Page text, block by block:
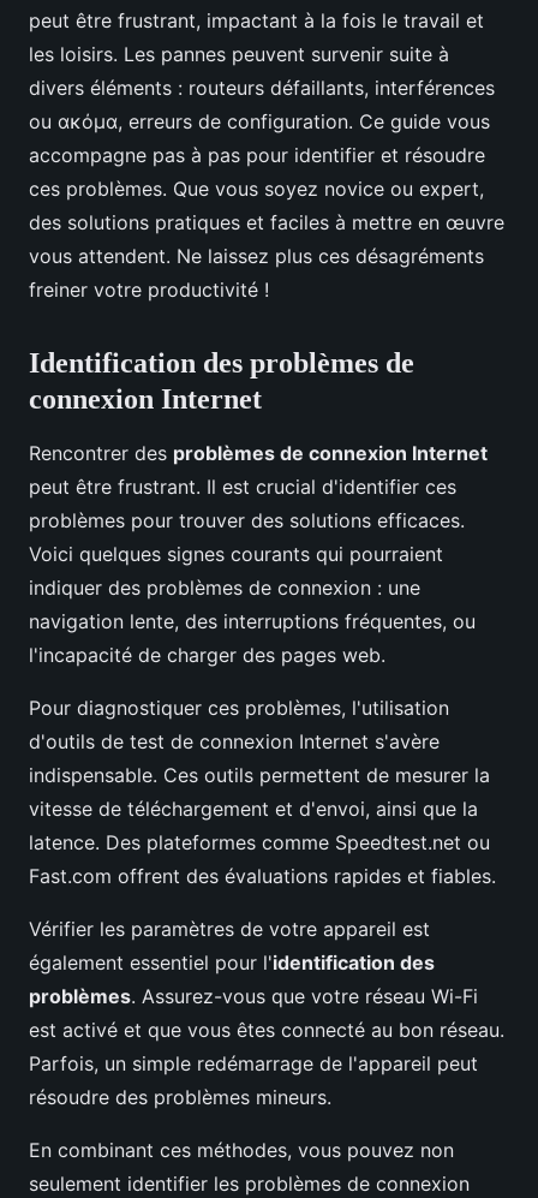
peut être frustrant, impactant à la fois le travail et
les loisirs. Les pannes peuvent survenir suite à
divers éléments : routeurs défaillants, interférences
ou ακόμα, erreurs de configuration. Ce guide vous
accompagne pas à pas pour identifier et résoudre
ces problèmes. Que vous soyez novice ou expert,
des solutions pratiques et faciles à mettre en œuvre
vous attendent. Ne laissez plus ces désagréments
freiner votre productivité !
Identification des problèmes de
connexion Internet
Rencontrer des problèmes de connexion Internet
peut être frustrant. Il est crucial d'identifier ces
problèmes pour trouver des solutions efficaces.
Voici quelques signes courants qui pourraient
indiquer des problèmes de connexion : une
navigation lente, des interruptions fréquentes, ou
l'incapacité de charger des pages web.
Pour diagnostiquer ces problèmes, l'utilisation
d'outils de test de connexion Internet s'avère
indispensable. Ces outils permettent de mesurer la
vitesse de téléchargement et d'envoi, ainsi que la
latence. Des plateformes comme Speedtest.net ou
Fast.com offrent des évaluations rapides et fiables.
Vérifier les paramètres de votre appareil est
également essentiel pour l'identification des
problèmes. Assurez-vous que votre réseau Wi-Fi
est activé et que vous êtes connecté au bon réseau.
Parfois, un simple redémarrage de l'appareil peut
résoudre des problèmes mineurs.
En combinant ces méthodes, vous pouvez non
seulement identifier les problèmes de connexion